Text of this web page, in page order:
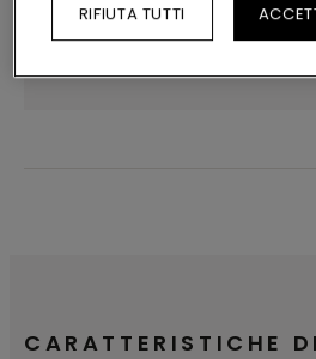
CARATTERISTICHE
RIFIUTA TUTTI